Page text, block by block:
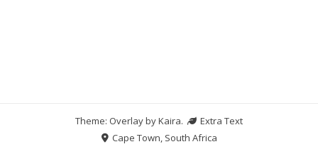
Theme: Overlay byKaira.
Extra Text
Cape Town, South Africa